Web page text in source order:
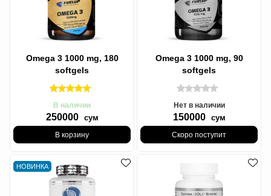
Omega 3 1000 mg, 180
softgels
В наличии
250000 сум
В корзину
Omega 3 1000 mg, 90
softgels
Нет в наличии
150000 сум
Скоро поступит
НОВИНКА